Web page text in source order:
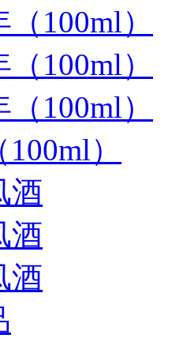
100ml）
100ml）
100ml）
）
酒
酒
酒